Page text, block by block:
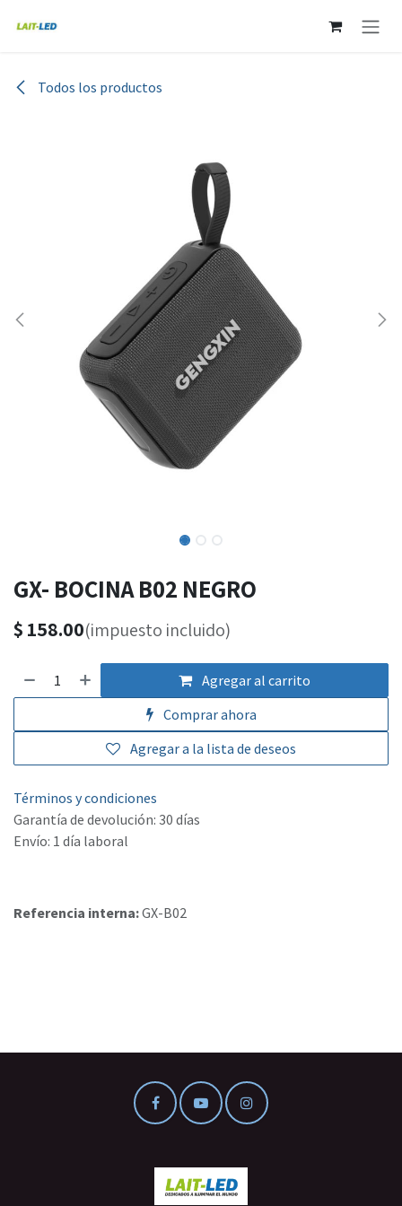
Todos los productos
GX- BOCINA B02 NEGRO
$ 158.00(impuesto incluido)
Agregar al carrito
Comprar ahora
Agregar a la lista de deseos
Términos y condiciones
Garantía de devolución: 30 días
Envío: 1 día laboral
Referencia interna:GX-B02